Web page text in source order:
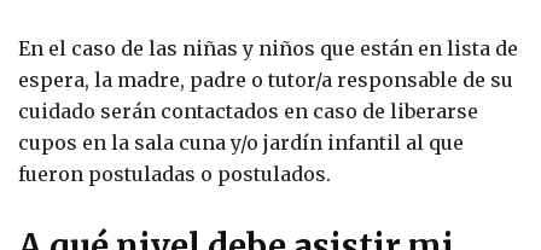
En el caso de las niñas y niños que están en lista de
espera, la madre, padre o tutor/a responsable de su
cuidado serán contactados en caso de liberarse
cupos en la sala cuna y/o jardín infantil al que
fueron postuladas o postulados.